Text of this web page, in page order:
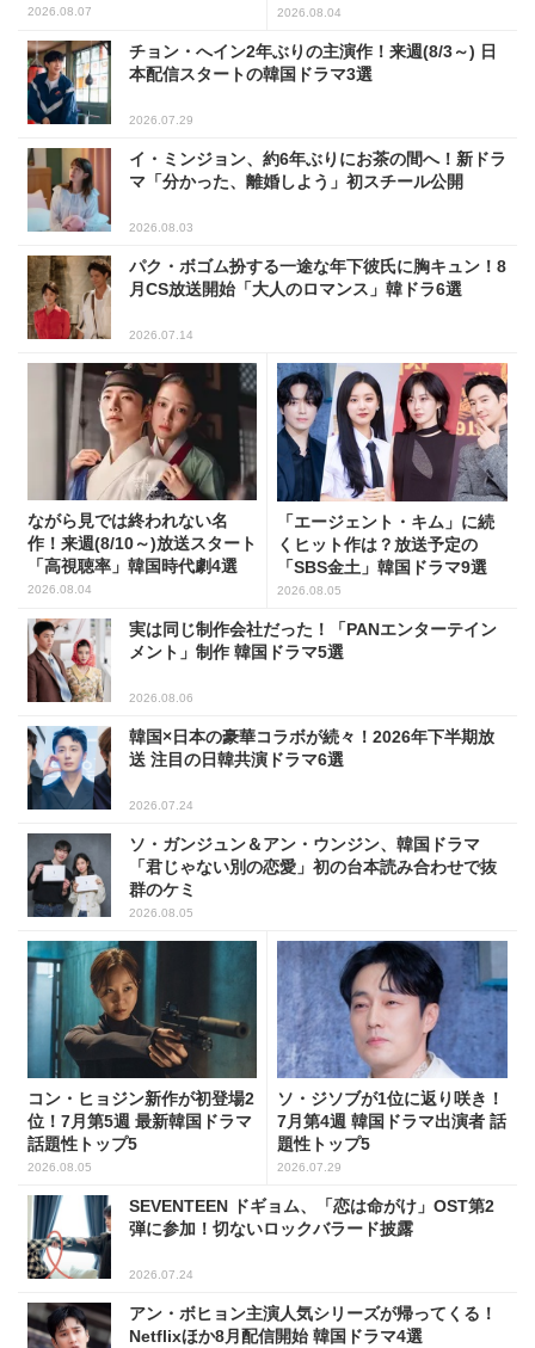
の世界観を表現
2026.08.07
トップ5
2026.08.04
チョン・へイン2年ぶりの主演作！来週(8/3～) 日
本配信スタートの韓国ドラマ3選
2026.07.29
イ・ミンジョン、約6年ぶりにお茶の間へ！新ドラ
マ「分かった、離婚しよう」初スチール公開
2026.08.03
パク・ボゴム扮する一途な年下彼氏に胸キュン！8
月CS放送開始「大人のロマンス」韓ドラ6選
2026.07.14
ながら見では終われない名
作！来週(8/10～)放送スタート
「高視聴率」韓国時代劇4選
2026.08.04
「エージェント・キム」に続
くヒット作は？放送予定の
「SBS金土」韓国ドラマ9選
2026.08.05
実は同じ制作会社だった！「PANエンターテイン
メント」制作 韓国ドラマ5選
2026.08.06
韓国×日本の豪華コラボが続々！2026年下半期放
送 注目の日韓共演ドラマ6選
2026.07.24
ソ・ガンジュン＆アン・ウンジン、韓国ドラマ
「君じゃない別の恋愛」初の台本読み合わせで抜
群のケミ
2026.08.05
コン・ヒョジン新作が初登場2
位！7月第5週 最新韓国ドラマ
話題性トップ5
2026.08.05
ソ・ジソブが1位に返り咲き！
7月第4週 韓国ドラマ出演者 話
題性トップ5
2026.07.29
SEVENTEEN ドギョム、「恋は命がけ」OST第2
弾に参加！切ないロックバラード披露
2026.07.24
アン・ボヒョン主演人気シリーズが帰ってくる！
Netflixほか8月配信開始 韓国ドラマ4選